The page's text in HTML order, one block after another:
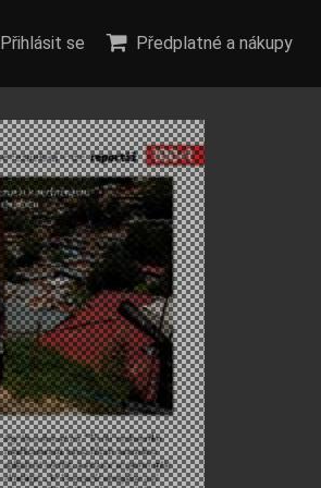
Přihlásit se Předplatné a nákupy